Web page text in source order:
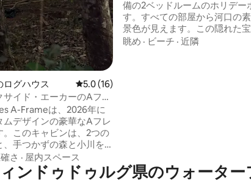
ログハウス レビュー16件、5つ星中5.0つ星の平均評価
5.0 (16)
サイド・エーカーのAフレ
A-Frameは、2026年に
ムデザインの豪華なAフレ
。このキャビンは、2つの
、手つかずの森と小川を
グジー付きの美しいデ
り、最大6名様まで宿泊可
さ · 屋内スペース
備の2ベッドルームのホリデー
す。すべての部屋から河口の
景色が見えます。この隠れた
の出や夕日を楽しめる広々とし
眺め · ビーチ · 近隣
ンドゥドゥルグ県のウォータ